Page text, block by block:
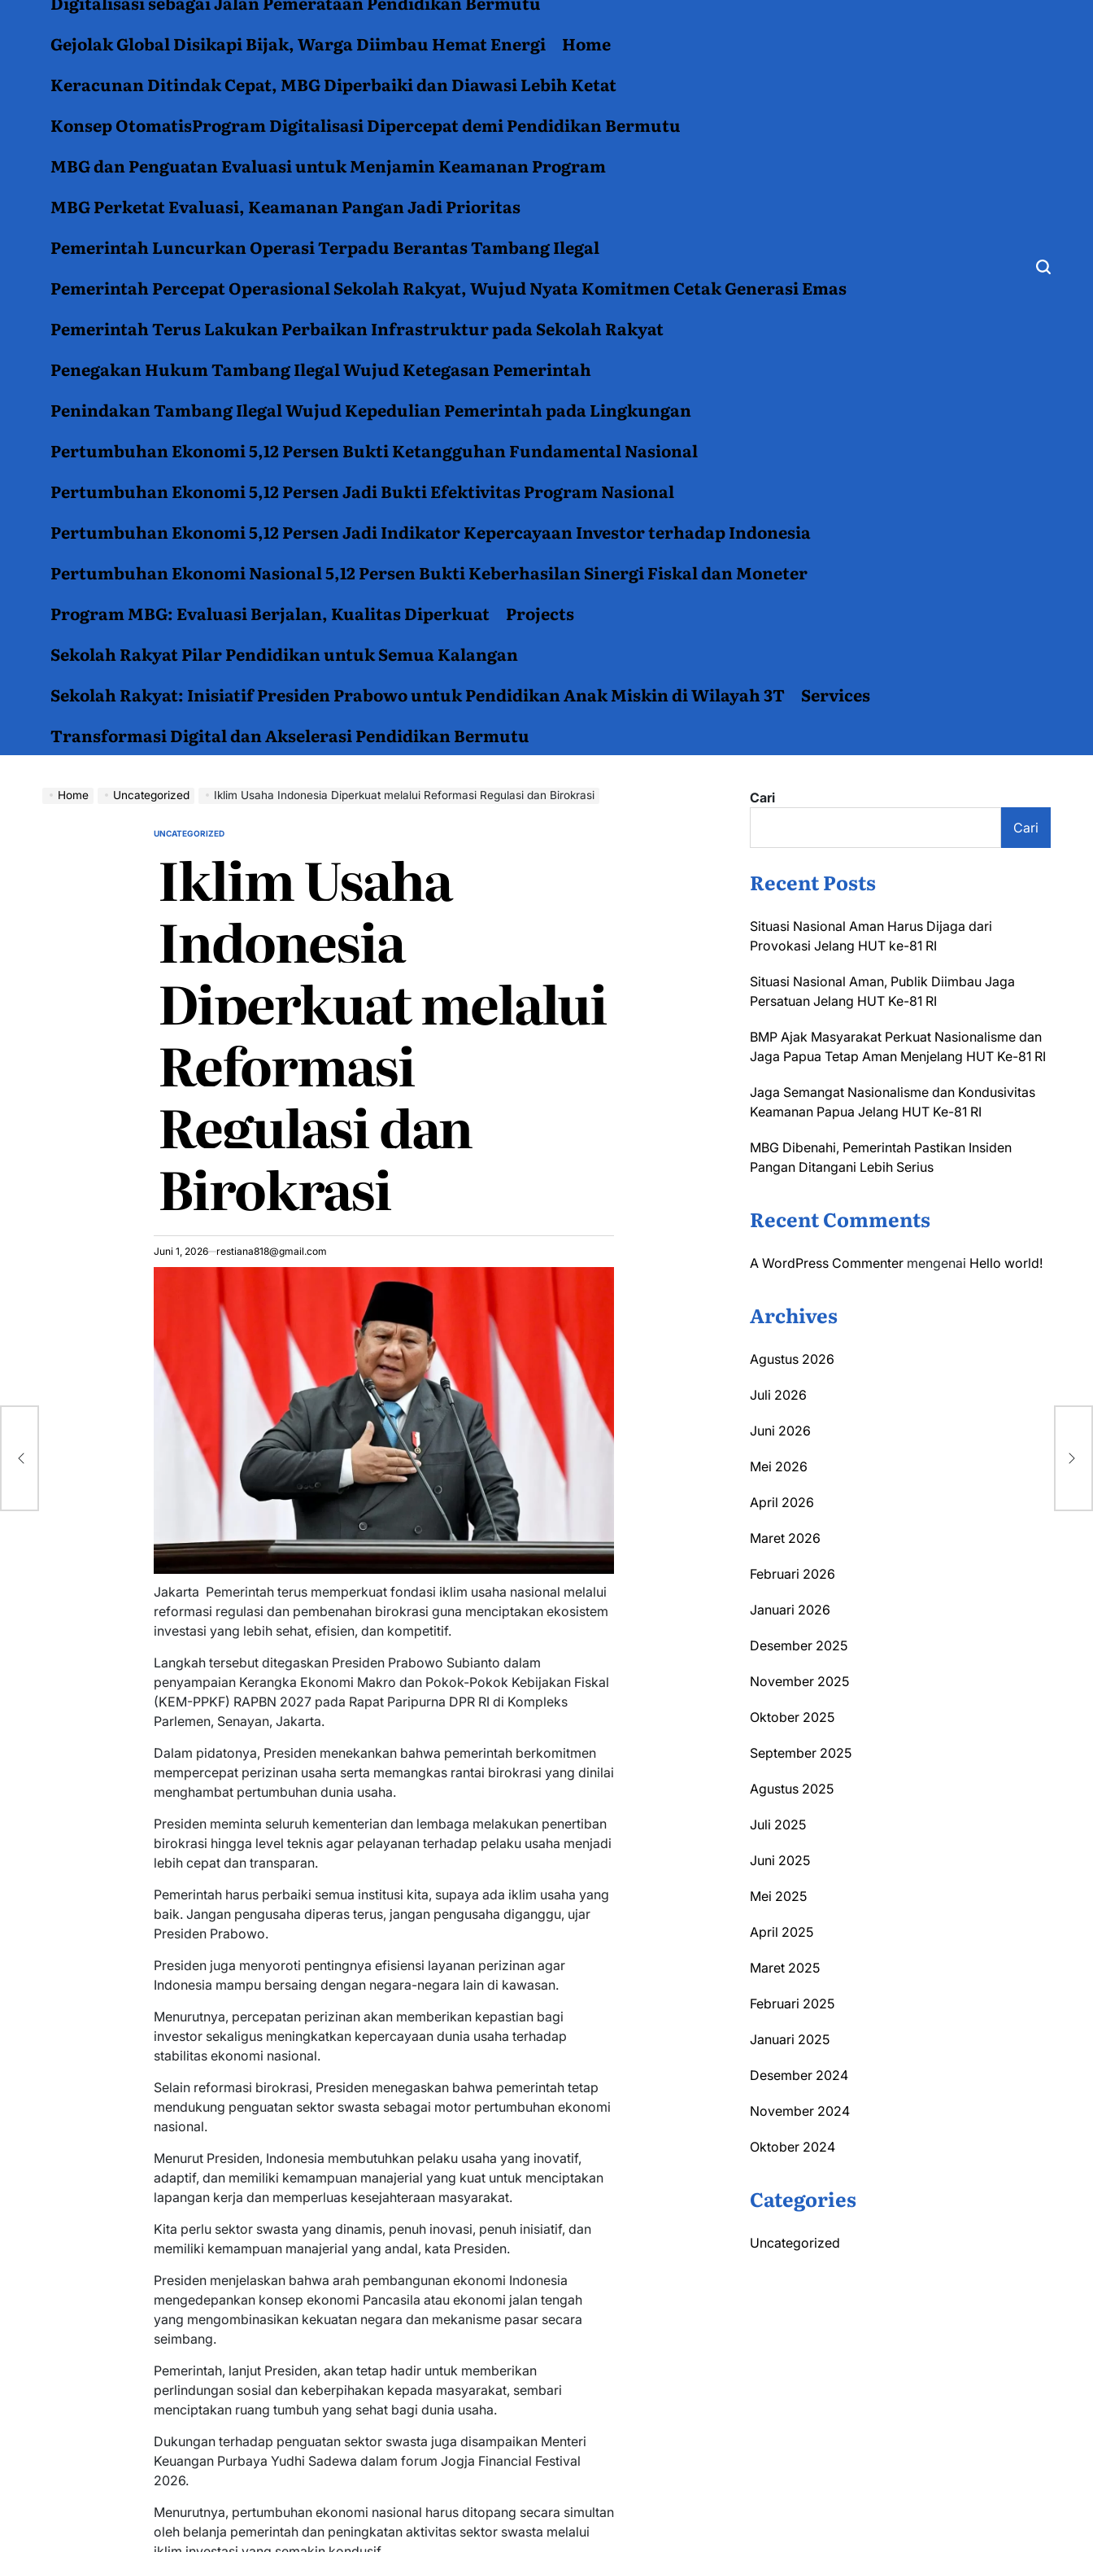
Gejolak Global Disikapi Bijak, Warga Diimbau Hemat Energi
Home
Keracunan Ditindak Cepat, MBG Diperbaiki dan Diawasi Lebih Ketat
Konsep OtomatisProgram Digitalisasi Dipercepat demi Pendidikan Bermutu
MBG dan Penguatan Evaluasi untuk Menjamin Keamanan Program
MBG Perketat Evaluasi, Keamanan Pangan Jadi Prioritas
Pemerintah Luncurkan Operasi Terpadu Berantas Tambang Ilegal
Pemerintah Percepat Operasional Sekolah Rakyat, Wujud Nyata Komitmen Cetak Generasi Emas
Pemerintah Terus Lakukan Perbaikan Infrastruktur pada Sekolah Rakyat
Penegakan Hukum Tambang Ilegal Wujud Ketegasan Pemerintah
Penindakan Tambang Ilegal Wujud Kepedulian Pemerintah pada Lingkungan
Pertumbuhan Ekonomi 5,12 Persen Bukti Ketangguhan Fundamental Nasional
Pertumbuhan Ekonomi 5,12 Persen Jadi Bukti Efektivitas Program Nasional
Pertumbuhan Ekonomi 5,12 Persen Jadi Indikator Kepercayaan Investor terhadap Indonesia
Pertumbuhan Ekonomi Nasional 5,12 Persen Bukti Keberhasilan Sinergi Fiskal dan Moneter
Program MBG: Evaluasi Berjalan, Kualitas Diperkuat
Projects
Sekolah Rakyat Pilar Pendidikan untuk Semua Kalangan
Sekolah Rakyat: Inisiatif Presiden Prabowo untuk Pendidikan Anak Miskin di Wilayah 3T
Services
Transformasi Digital dan Akselerasi Pendidikan Bermutu
Home Uncategorized Iklim Usaha Indonesia Diperkuat melalui Reformasi Regulasi dan Birokrasi
POSTED
UNCATEGORIZED
Iklim Usaha
Indonesia
Diperkuat melalui
Reformasi
Regulasi dan
Birokrasi
Juni 1, 2026 restiana818@gmail.com
Jakarta  Pemerintah terus memperkuat fondasi iklim usaha nasional melalui
reformasi regulasi dan pembenahan birokrasi guna menciptakan ekosistem
investasi yang lebih sehat, efisien, dan kompetitif.
Langkah tersebut ditegaskan Presiden Prabowo Subianto dalam
penyampaian Kerangka Ekonomi Makro dan Pokok-Pokok Kebijakan Fiskal
(KEM-PPKF) RAPBN 2027 pada Rapat Paripurna DPR RI di Kompleks
Parlemen, Senayan, Jakarta.
Dalam pidatonya, Presiden menekankan bahwa pemerintah berkomitmen
mempercepat perizinan usaha serta memangkas rantai birokrasi yang dinilai
menghambat pertumbuhan dunia usaha.
Presiden meminta seluruh kementerian dan lembaga melakukan penertiban
birokrasi hingga level teknis agar pelayanan terhadap pelaku usaha menjadi
lebih cepat dan transparan.
Pemerintah harus perbaiki semua institusi kita, supaya ada iklim usaha yang
baik. Jangan pengusaha diperas terus, jangan pengusaha diganggu, ujar
Presiden Prabowo.
Presiden juga menyoroti pentingnya efisiensi layanan perizinan agar
Indonesia mampu bersaing dengan negara-negara lain di kawasan.
Menurutnya, percepatan perizinan akan memberikan kepastian bagi
investor sekaligus meningkatkan kepercayaan dunia usaha terhadap
stabilitas ekonomi nasional.
Selain reformasi birokrasi, Presiden menegaskan bahwa pemerintah tetap
mendukung penguatan sektor swasta sebagai motor pertumbuhan ekonomi
nasional.
Menurut Presiden, Indonesia membutuhkan pelaku usaha yang inovatif,
adaptif, dan memiliki kemampuan manajerial yang kuat untuk menciptakan
lapangan kerja dan memperluas kesejahteraan masyarakat.
Kita perlu sektor swasta yang dinamis, penuh inovasi, penuh inisiatif, dan
memiliki kemampuan manajerial yang andal, kata Presiden.
Presiden menjelaskan bahwa arah pembangunan ekonomi Indonesia
mengedepankan konsep ekonomi Pancasila atau ekonomi jalan tengah
yang mengombinasikan kekuatan negara dan mekanisme pasar secara
seimbang.
Pemerintah, lanjut Presiden, akan tetap hadir untuk memberikan
perlindungan sosial dan keberpihakan kepada masyarakat, sembari
menciptakan ruang tumbuh yang sehat bagi dunia usaha.
Dukungan terhadap penguatan sektor swasta juga disampaikan Menteri
Keuangan Purbaya Yudhi Sadewa dalam forum Jogja Financial Festival
2026.
Menurutnya, pertumbuhan ekonomi nasional harus ditopang secara simultan
oleh belanja pemerintah dan peningkatan aktivitas sektor swasta melalui
Cari
Cari
Recent Posts
Situasi Nasional Aman Harus Dijaga dari
Provokasi Jelang HUT ke-81 RI
Situasi Nasional Aman, Publik Diimbau Jaga
Persatuan Jelang HUT Ke-81 RI
BMP Ajak Masyarakat Perkuat Nasionalisme dan
Jaga Papua Tetap Aman Menjelang HUT Ke-81 RI
Jaga Semangat Nasionalisme dan Kondusivitas
Keamanan Papua Jelang HUT Ke-81 RI
MBG Dibenahi, Pemerintah Pastikan Insiden
Pangan Ditangani Lebih Serius
Recent Comments
A WordPress Commenter mengenai Hello world!
Archives
Agustus 2026
Juli 2026
Juni 2026
Mei 2026
April 2026
Maret 2026
Februari 2026
Januari 2026
Desember 2025
November 2025
Oktober 2025
September 2025
Agustus 2025
Juli 2025
Juni 2025
Mei 2025
April 2025
Maret 2025
Februari 2025
Januari 2025
Desember 2024
November 2024
Oktober 2024
Categories
Uncategorized